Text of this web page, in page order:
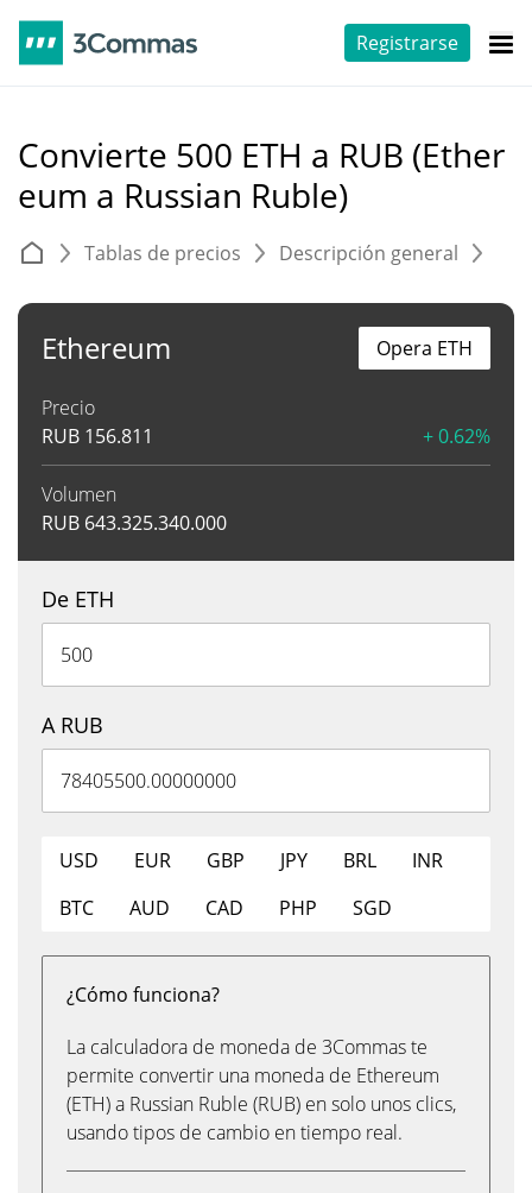
Registrarse
Convierte 500 ETH a RUB (Ether
eum a Russian Ruble)
Tablas de precios Descripción general
Ethereum
Precio
RUB 156.811 + 0.62%
Volumen
RUB 643.325.340.000
Opera ETH
De ETH
A RUB
USD EUR GBP JPY BRL
INR
BTC
AUD CAD PHP SGD
¿Cómo funciona?
La calculadora de moneda de 3Commas te
permite convertir una moneda de Ethereum
(ETH) a Russian Ruble (RUB) en solo unos clics,
usando tipos de cambio en tiempo real.